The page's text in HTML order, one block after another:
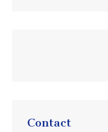
Contact